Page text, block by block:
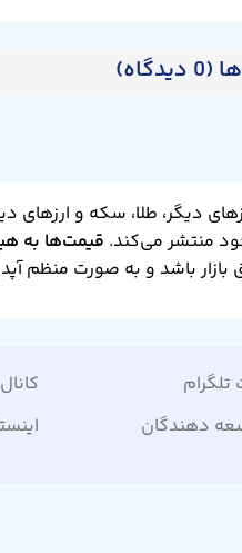
دیگر، طلا، سکه و
منتشر می‌کند. قیمت‌ها به
باشد و به صورت منظم
تلگرام
دهندگان